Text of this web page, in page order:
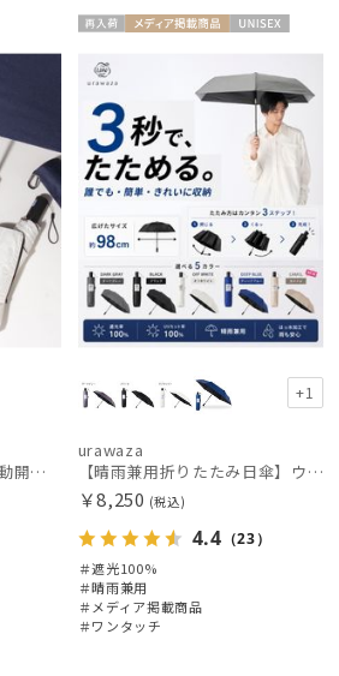
【WEB限定】晴雨兼用自動開閉日傘 ポロ ラルフ ローレン（POLO RALPH LAUREN）ベア 遮光100 UV100 ワンタッチ開閉
荷
X
+1
urawaza
【晴雨兼用折りたたみ日傘】ウラワザ（urawaza）無地 55㎝ 晴雨兼用 遮光100% UV100% 自動開閉 ワンタッチ
￥8,250 (税込)
4.4 （23）
＃遮光100%
＃晴雨兼用
＃メディア掲載商品
＃ワンタッチ